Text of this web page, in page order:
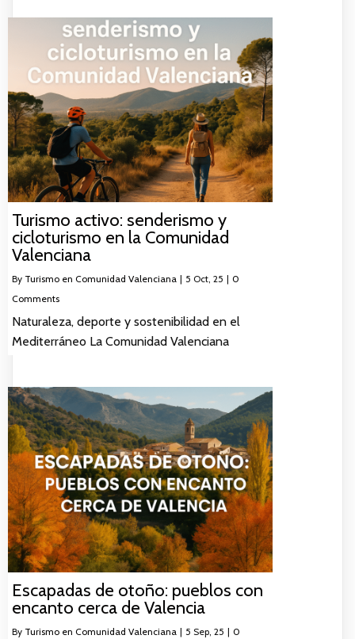
Turismo activo: senderismo y
cicloturismo en la Comunidad
Valenciana
By Turismo en Comunidad Valenciana | 5 Oct, 25 | 0
Comments
Naturaleza, deporte y sostenibilidad en el
Mediterráneo La Comunidad Valenciana
Escapadas de otoño: pueblos con
encanto cerca de Valencia
By Turismo en Comunidad Valenciana | 5 Sep, 25 | 0